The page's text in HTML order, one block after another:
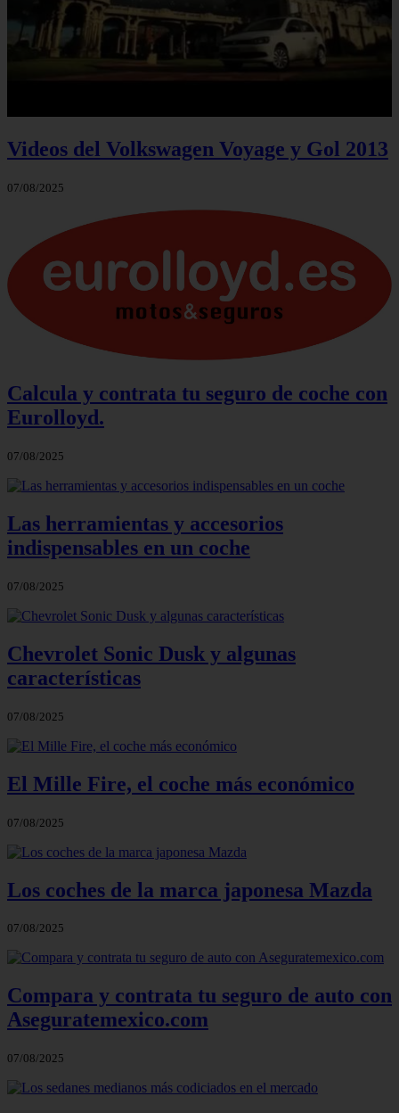
Videos del Volkswagen Voyage y Gol 2013
07/08/2025
Calcula y contrata tu seguro de coche con
Eurolloyd.
07/08/2025
Las herramientas y accesorios
indispensables en un coche
07/08/2025
Chevrolet Sonic Dusk y algunas
características
07/08/2025
El Mille Fire, el coche más económico
07/08/2025
Los coches de la marca japonesa Mazda
07/08/2025
Compara y contrata tu seguro de auto con
Aseguratemexico.com
07/08/2025